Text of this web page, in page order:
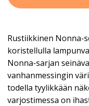
Rustiikkinen Nonna-
koristellulla
Nonna-sarjan
vanhanmessingin
todella tyylikkään
varjostimessa on